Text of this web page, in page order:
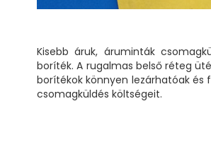
Kisebb áruk, áruminták
boríték. A rugalmas belső réteg
borítékok könnyen lezárhatóak
csomagküldés költségeit.